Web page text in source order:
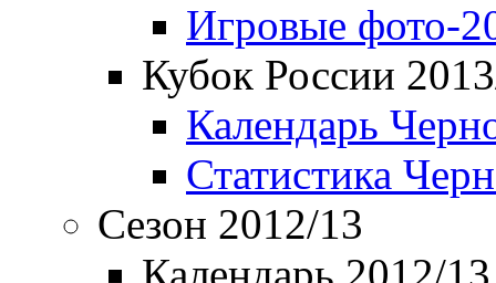
Игровые фото-
Кубок России
Календарь
Статистика
Сезон 2012/13